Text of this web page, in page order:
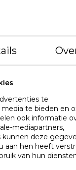
- 155 gram/m2
rondom
te
media te bieden en
ook informatie
mediapartners,
kunnen deze
aan hen heeft
van hun